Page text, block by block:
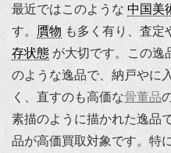
最近ではこのような 中国美
す。 贋物 も多く有り、査定
存状態 が大切です。この逸
のような逸品で、納戸やに
く、直すのも高価な骨董品
素描のように描かれた逸品
品が高価買取対象です。特